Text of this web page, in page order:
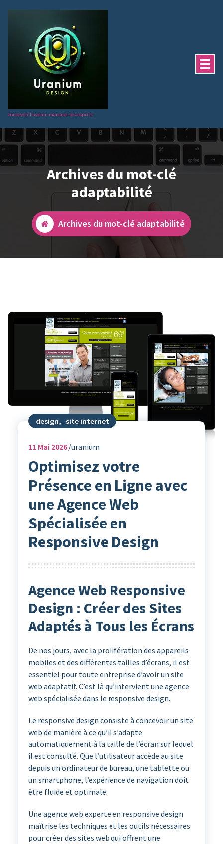
Concevoir l'avenir, marquer les esprits.
Archives du mot-clé
adaptabilité
Archives du mot-clé adaptabilité
design, site internet
11 Mai 2026 uranium
Optimisez votre
Présence en Ligne avec
une Agence Web
Spécialisée en
Responsive Design
Agence Web Responsive
Design : Créer des Sites
Adaptés à Tous les Écrans
De nos jours, avec la prolifération des appareils
mobiles et des différentes tailles d’écrans, il est
essentiel pour toute entreprise d’avoir un site
web adaptatif. C’est là qu’intervient une agence
web spécialisée dans le responsive design.
Le responsive design consiste à concevoir un site
web de manière à ce qu’il s’adapte
automatiquement à la taille de l’écran sur lequel
il est consulté. Que l’utilisateur accède au site
depuis un ordinateur de bureau, une tablette ou
un smartphone, l’expérience de navigation doit
être fluide et optimale.
Une agence web experte en responsive design
maîtrise les techniques et les outils nécessaires
pour créer des sites web qui offrent une